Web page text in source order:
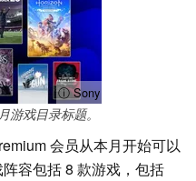
ⓘ Sony
戏目录标题。
会员从本月开始可以
容包括 8 款游戏，包括